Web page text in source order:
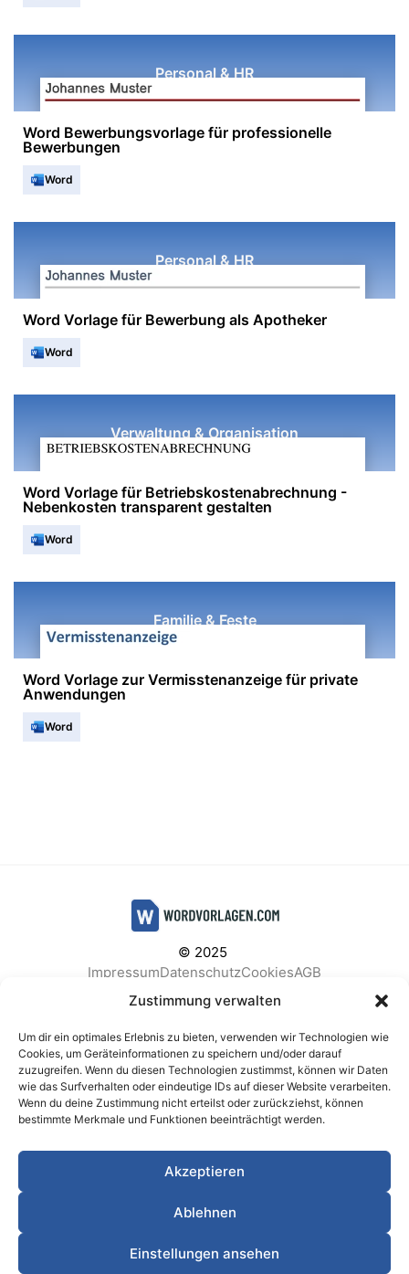
Zustimmung verwalten
Um dir ein optimales Erlebnis zu bieten, verwenden wir Technologien wie
Cookies, um Geräteinformationen zu speichern und/oder darauf
zuzugreifen. Wenn du diesen Technologien zustimmst, können wir Daten
wie das Surfverhalten oder eindeutige IDs auf dieser Website verarbeiten.
Wenn du deine Zustimmung nicht erteilst oder zurückziehst, können
bestimmte Merkmale und Funktionen beeinträchtigt werden.
Akzeptieren
Ablehnen
Einstellungen ansehen
Personal & HR
Word Bewerbungsvorlage für professionelle
Bewerbungen
Word
Personal & HR
Word Vorlage für Bewerbung als Apotheker
Word
Verwaltung & Organisation
Word Vorlage für Betriebskostenabrechnung -
Nebenkosten transparent gestalten
Word
Familie & Feste
Word Vorlage zur Vermisstenanzeige für private
Anwendungen
Word
© 2025
ImpressumDatenschutzCookiesAGB
Facebook
Instagram
BELIEBTE KATEGORIEN
Berichte & Analysen Business
Einkauf & Beschaffung
Gesundheit & Vorsorge
Meetings & Protokolle
Personal & HR
Planung & Strategie